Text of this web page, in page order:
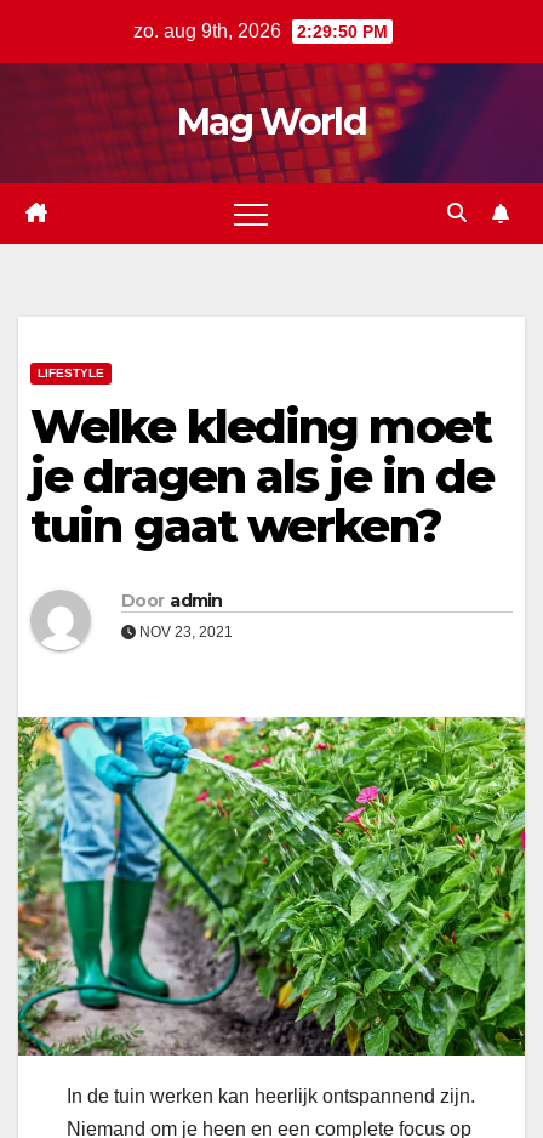
zo. aug 9th, 2026 2:29:51 PM
Mag World
LIFESTYLE
Welke kleding moet
je dragen als je in de
tuin gaat werken?
Door admin
NOV 23, 2021
In de tuin werken kan heerlijk ontspannend zijn.
Niemand om je heen en een complete focus op